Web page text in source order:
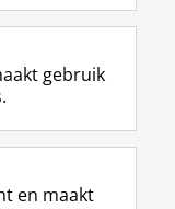
R
S
-
f
e
R
I
n
t
r
m
Y
o
T
e
k
gebruik
en maakt